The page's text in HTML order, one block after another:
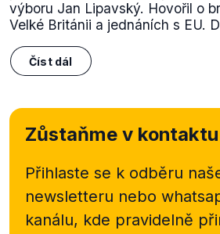
výboru Jan Lipavský. Hovořil o
Velké Británii a jednáních s EU.
Číst dál
Zůstaňme v kontaktu
Přihlaste se k odběru
newsletteru nebo
kanálu, kde pravidelně